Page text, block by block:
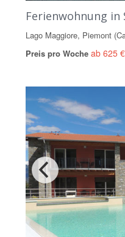
Ferienwohnung in
Lago Maggiore, Piemont
Preis pro Woche ab 625 €